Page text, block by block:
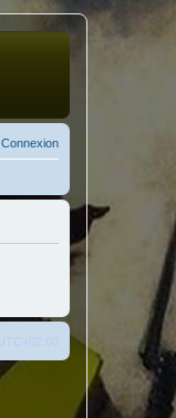
Connexion
UTC+02:00